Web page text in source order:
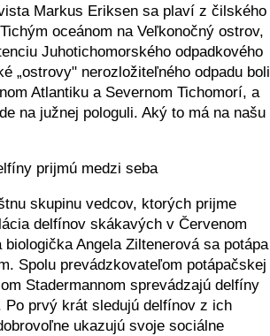
Markus Eriksen sa plaví z čilského
oceánom na Veľkonočný ostrov,
Juhotichomorského odpadkového
„ostrovy" nerozložiteľného odpadu boli
Atlantiku a Severnom Tichomorí, a
na južnej pologuli. Aký to má na našu
prijmú medzi seba
skupinu vedcov, ktorých prijme
delfínov skákavých v Červenom
Angela Ziltenerová sa potápa
Spolu prevádzkovateľom potápačskej
Stadermannom sprevádzajú delfíny
Po prvý krát sledujú delfínov z ich
ukazujú svoje sociálne